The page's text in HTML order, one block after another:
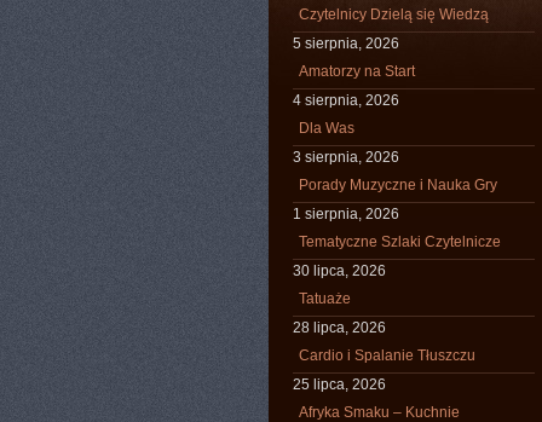
Czytelnicy Dzielą się Wiedzą
5 sierpnia, 2026
Amatorzy na Start
4 sierpnia, 2026
Dla Was
3 sierpnia, 2026
Porady Muzyczne i Nauka Gry
1 sierpnia, 2026
Tematyczne Szlaki Czytelnicze
30 lipca, 2026
Tatuaże
28 lipca, 2026
Cardio i Spalanie Tłuszczu
25 lipca, 2026
Afryka Smaku – Kuchnie